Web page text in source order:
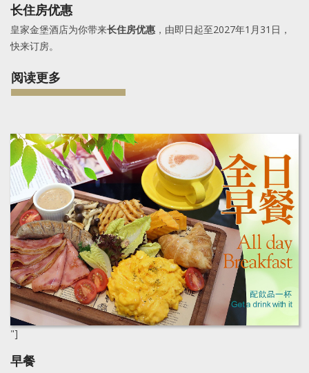
长住房优惠
皇家金堡酒店为你带来长住房优惠 ，由即日起至2027年1月31日，
快来订房。
阅读更多
"]
早餐